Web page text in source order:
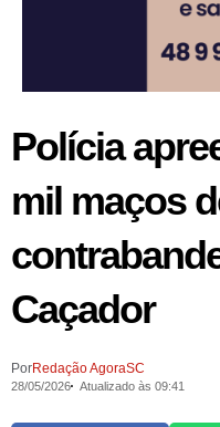
Polícia
mil maços
Caçador
PorRedação AgoraSC
28/05/2026 Atualizado às 09:41